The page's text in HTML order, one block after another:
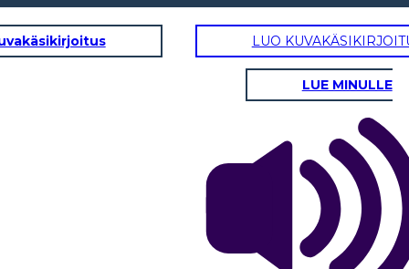
RISING ДЕЙСТВИЕ
LUO
LUE MINULLE